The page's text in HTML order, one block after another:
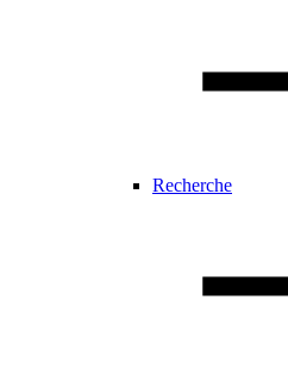
Recherche